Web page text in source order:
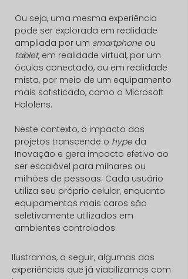
Ou seja, uma mesma experiência
pode ser explorada em realidade
ampliada por um smartphoneou
tablet, em realidade virtual, por um
óculos conectado, ou em realidade
mista, por meio de um equipamento
mais sofisticado, como o Microsoft
Hololens.
Neste contexto, o impacto dos
projetos transcende o hypeda
Inovação e gera impacto efetivo ao
ser escalável para milhares ou
milhões de pessoas. Cada usuário
utiliza seu próprio celular, enquanto
equipamentos mais caros são
seletivamente utilizados em
ambientes controlados.
Ilustramos, a seguir, algumas das
experiências que já viabilizamos com